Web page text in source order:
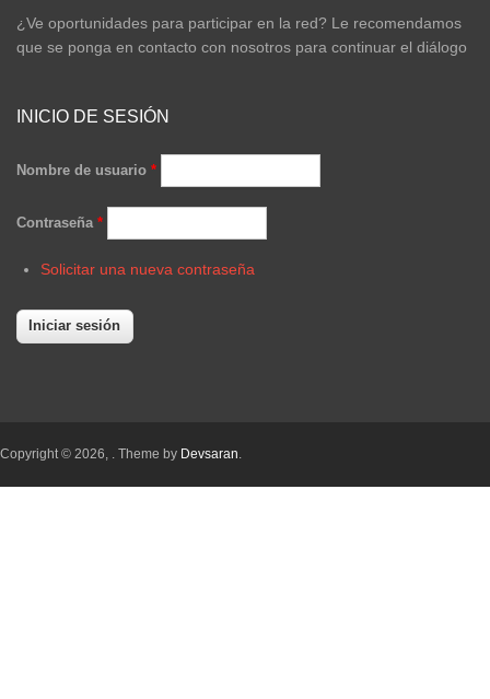
¿Ve oportunidades para participar en la red? Le recomendamos
que se ponga en contacto con nosotros para continuar el diálogo
INICIO DE SESIÓN
Nombre de usuario *
Contraseña *
Solicitar una nueva contraseña
Copyright © 2026, . Theme by Devsaran.